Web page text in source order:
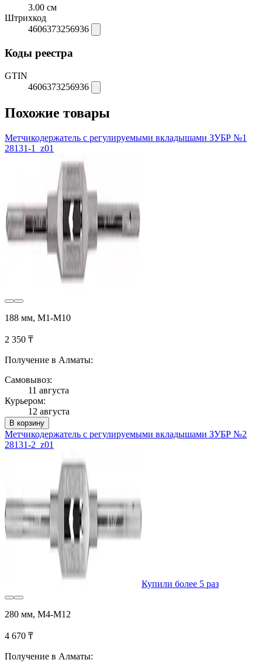
3.00 см
Штрихкод
4606373256936
Коды реестра
GTIN
4606373256936
Похожие товары
Метчикодержатель с регулируемыми вкладышами ЗУБР №1
28131-1_z01
188 мм, М1-М10
2 350 ₸
Получение в Алматы:
Самовывоз:
11 августа
Курьером:
12 августа
В корзину
Метчикодержатель с регулируемыми вкладышами ЗУБР №2
28131-2_z01
Купили более 5 раз
280 мм, М4-М12
4 670 ₸
Получение в Алматы: